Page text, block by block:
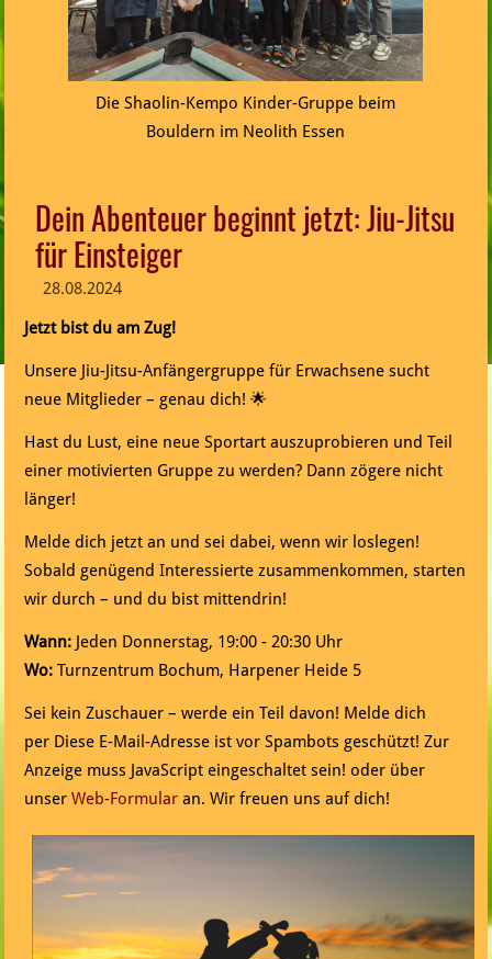
Die Shaolin-Kempo Kinder-Gruppe beim
Bouldern im Neolith Essen
Dein Abenteuer beginnt jetzt: Jiu-Jitsu
für Einsteiger
28.08.2024
Jetzt bist du am Zug!
Unsere Jiu-Jitsu-Anfängergruppe für Erwachsene sucht
neue Mitglieder – genau dich! 🌟
Hast du Lust, eine neue Sportart auszuprobieren und Teil
einer motivierten Gruppe zu werden? Dann zögere nicht
länger!
Melde dich jetzt an und sei dabei, wenn wir loslegen!
Sobald genügend Interessierte zusammenkommen, starten
wir durch – und du bist mittendrin!
Wann: Jeden Donnerstag, 19:00 - 20:30 Uhr
Wo: Turnzentrum Bochum, Harpener Heide 5
Sei kein Zuschauer – werde ein Teil davon! Melde dich
per Diese E-Mail-Adresse ist vor Spambots geschützt! Zur
Anzeige muss JavaScript eingeschaltet sein! oder über
unserWeb-Formular an. Wir freuen uns auf dich!